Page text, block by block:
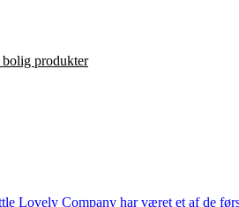
Lovely Company har været et af de